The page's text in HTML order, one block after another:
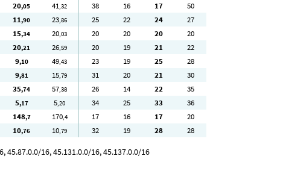
20,05 41,32 38 16 17
50
11,90 23,86 25 22 24
27
15,34 20,03 20 20 20
20
20,21 26,59 20 19 21
22
9,10 49,43 23 19 25
28
9,81 15,79 31 20 21
30
35,74 57,38 26 14 22
35
5,17 5,20 34 25 33
36
148,7 170,4 17 16 17
20
10,76 10,79 32 19 28 28
16, 45.131.0.0/16, 45.137.0.0/16